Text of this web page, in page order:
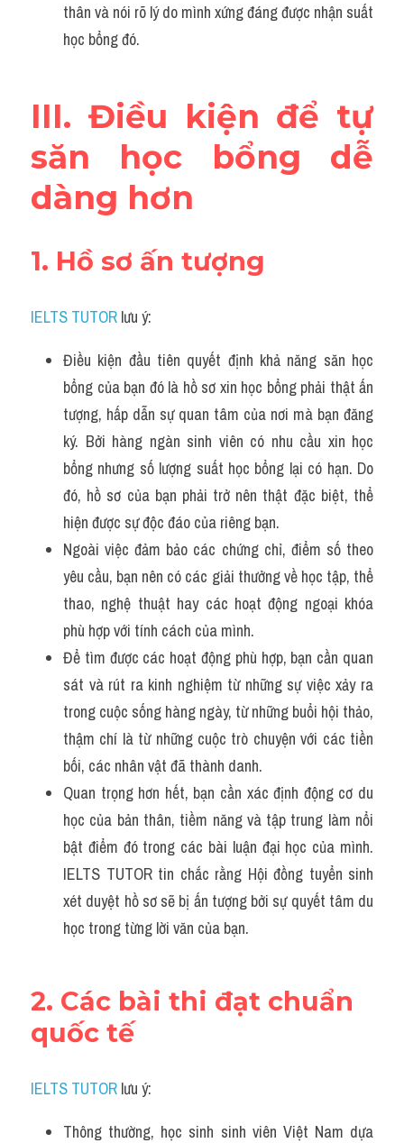
thân và nói rõ lý do mình xứng đáng được nhận suất
học bổng đó.
III. Điều kiện để tự
săn học bổng dễ
dàng hơn
1. Hồ sơ ấn tượng
IELTS TUTOR lưu ý:
Điều kiện đầu tiên quyết định khả năng săn học
bổng của bạn đó là hồ sơ xin học bổng phải thật ấn
tượng, hấp dẫn sự quan tâm của nơi mà bạn đăng
ký. Bởi hàng ngàn sinh viên có nhu cầu xin học
bổng nhưng số lượng suất học bổng lại có hạn. Do
đó, hồ sơ của bạn phải trở nên thật đặc biệt, thể
hiện được sự độc đáo của riêng bạn.
Ngoài việc đảm bảo các chứng chỉ, điểm số theo
yêu cầu, bạn nên có các giải thưởng về học tập, thể
thao, nghệ thuật hay các hoạt động ngoại khóa
phù hợp với tính cách của mình.
Để tìm được các hoạt động phù hợp, bạn cần quan
sát và rút ra kinh nghiệm từ những sự việc xảy ra
trong cuộc sống hàng ngày, từ những buổi hội thảo,
thậm chí là từ những cuộc trò chuyện với các tiền
bối, các nhân vật đã thành danh.
Quan trọng hơn hết, bạn cần xác định động cơ du
học của bản thân, tiềm năng và tập trung làm nổi
bật điểm đó trong các bài luận đại học của mình.
IELTS TUTOR tin chắc rằng Hội đồng tuyển sinh
xét duyệt hồ sơ sẽ bị ấn tượng bởi sự quyết tâm du
học trong từng lời văn của bạn.
2. Các bài thi đạt chuẩn
quốc tế
IELTS TUTOR lưu ý:
Thông thường, học sinh sinh viên Việt Nam dựa